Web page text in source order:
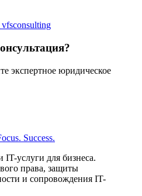
vfsconsulting
экспертное юридическое
Success.
услуги для бизнеса.
права, защиты
и сопровождения IT-